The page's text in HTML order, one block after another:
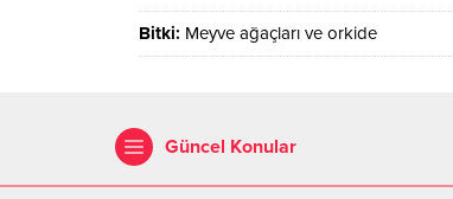
Bitki: Meyve ağaçları ve orkide
Güncel Konular